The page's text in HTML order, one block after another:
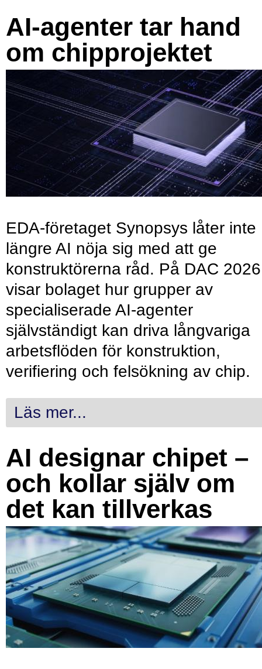
AI-agenter tar hand
om chipprojektet
EDA-företaget Synopsys låter inte
längre AI nöja sig med att ge
konstruktörerna råd. På DAC 2026
visar bolaget hur grupper av
specialiserade AI-agenter
självständigt kan driva långvariga
arbetsflöden för konstruktion,
verifiering och felsökning av chip.
Läs mer...
AI designar chipet –
och kollar själv om
det kan tillverkas